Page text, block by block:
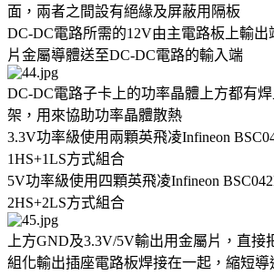
面，兩者之間設有絕緣及屏蔽用隔板
DC-DC電路所需的12V由主電路板上輸出
片金屬導體送至DC-DC電路的輸入端
DC-DC電路子卡上的功率晶體上方都有
架，用來協助功率晶體散熱
3.3V功率級使用兩顆英飛凌Infineon
1HS+1LS方式組合
5V功率級使用四顆英飛凌Infineon
2HS+2LS方式組合
上方GND及3.3V/5V輸出用金屬片，直接
組化輸出插座電路板焊接在一起，縮短